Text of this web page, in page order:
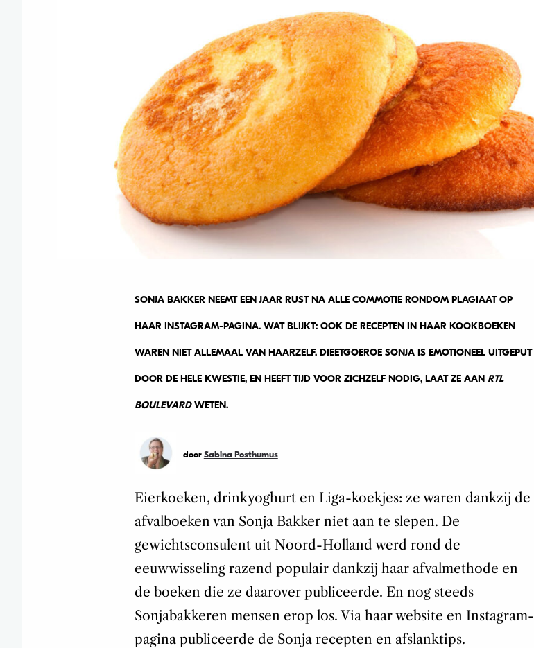
SONJA BAKKER NEEMT EEN JAAR RUST NA ALLE COMMOTIE RONDOM PLAGIAAT OP
HAAR INSTAGRAM-PAGINA. WAT BLIJKT: OOK DE RECEPTEN IN HAAR KOOKBOEKEN
WAREN NIET ALLEMAAL VAN HAARZELF. DIEETGOEROE SONJA IS EMOTIONEEL UITGEPUT
DOOR DE HELE KWESTIE, EN HEEFT TIJD VOOR ZICHZELF NODIG, LAAT ZE AAN RTL
BOULEVARDWETEN.
door Sabina Posthumus
Eierkoeken, drinkyoghurt en Liga-koekjes: ze waren dankzij de
afvalboeken van Sonja Bakker niet aan te slepen. De
gewichtsconsulent uit Noord-Holland werd rond de
eeuwwisseling razend populair dankzij haar afvalmethode en
de boeken die ze daarover publiceerde. En nog steeds
Sonjabakkeren mensen erop los. Via haar website en Instagram-
pagina publiceerde de Sonja recepten en afslanktips.